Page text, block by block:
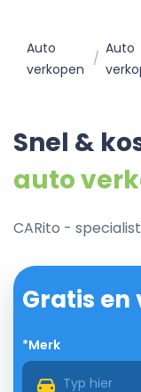
Auto
verkopen
Auto
Snel &
auto
CARito -
Gratis
*Merk